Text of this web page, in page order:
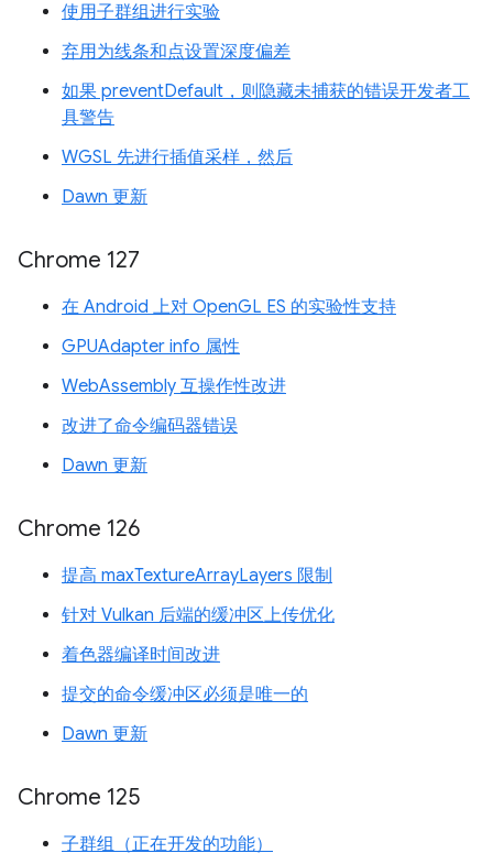
使用子群组进行实验
弃用为线条和点设置深度偏差
如果 preventDefault，则隐藏未捕获的错误开发者工
具警告
WGSL 先进行插值采样，然后
Dawn 更新
Chrome 127
在 Android 上对 OpenGL ES 的实验性支持
GPUAdapter info 属性
WebAssembly 互操作性改进
改进了命令编码器错误
Dawn 更新
Chrome 126
提高 maxTextureArrayLayers 限制
针对 Vulkan 后端的缓冲区上传优化
着色器编译时间改进
提交的命令缓冲区必须是唯一的
Dawn 更新
Chrome 125
子群组（正在开发的功能）